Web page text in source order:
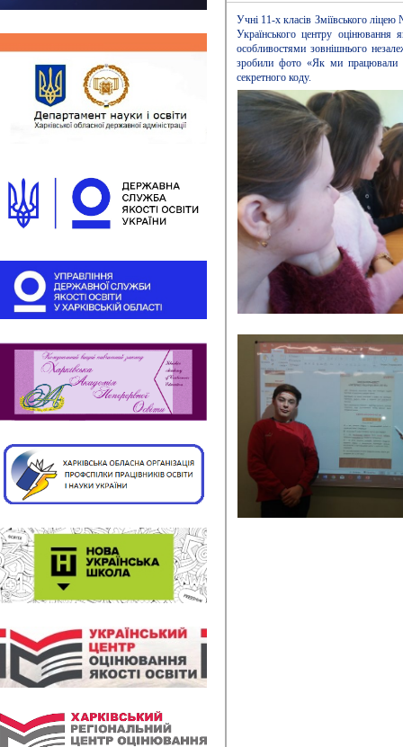
Учні 11-х класів Зміївського ліцею
Українського центру оцінювання
особливостями зовнішнього
зробили фото «Як ми працювали
секретного коду.